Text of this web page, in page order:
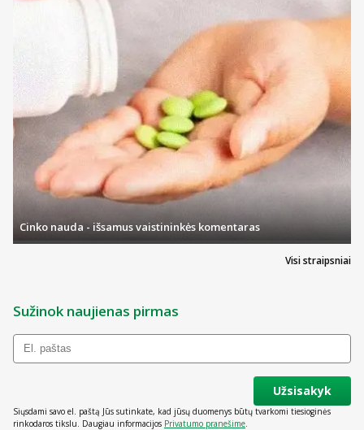
Visi straipsniai
Cinko nauda - išsamus vaistininkės komentaras
Sužinok naujienas pirmas
Užsisakyk
Siųsdami savo el. paštą Jūs sutinkate, kad jūsų duomenys būtų tvarkomi tiesioginės
rinkodaros tikslu. Daugiau informacijos Privatumo pranešime.